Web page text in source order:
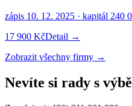
zápis 10. 12. 2025 · kapitál 240
17 900 KčDetail →
Zobrazit všechny firmy →
Nevíte si rady s